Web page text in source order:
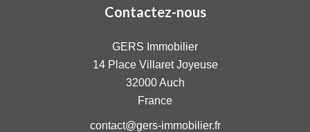
Contactez-nous
GERS Immobilier
14 Place Villaret Joyeuse
32000Auch
France
contact@gers-immobilier.fr